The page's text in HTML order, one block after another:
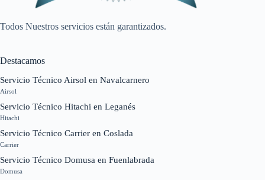
Todos Nuestros servicios están garantizados.
Destacamos
Servicio Técnico Airsol en Navalcarnero
Airsol
Servicio Técnico Hitachi en Leganés
Hitachi
Servicio Técnico Carrier en Coslada
Carrier
Servicio Técnico Domusa en Fuenlabrada
Domusa